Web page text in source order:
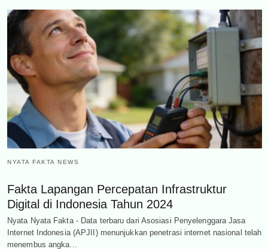
NYATA FAKTA NEWS
Fakta Lapangan Percepatan Infrastruktur
Digital di Indonesia Tahun 2024
Nyata Nyata Fakta - Data terbaru dari Asosiasi Penyelenggara Jasa
Internet Indonesia (APJII) menunjukkan penetrasi internet nasional telah
menembus angka…